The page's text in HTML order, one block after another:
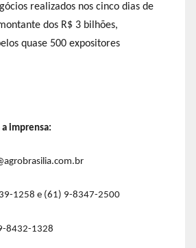
realizados nos cinco dias de
dos R$ 3 bilhões,
quase 500 expositores
a imprensa:
1258 e (61) 9-8347-2500
8432-1328